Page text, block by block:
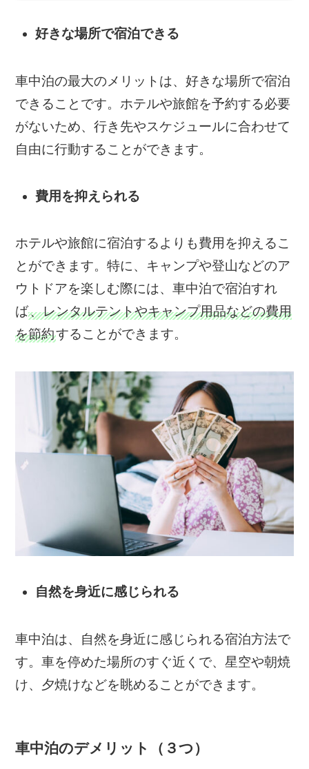
好きな場所で宿泊できる
車中泊の最大のメリットは、好きな場所で宿泊
できることです。ホテルや旅館を予約する必要
がないため、行き先やスケジュールに合わせて
自由に行動することができます。
費用を抑えられる
ホテルや旅館に宿泊するよりも費用を抑えるこ
とができます。特に、キャンプや登山などのア
ウトドアを楽しむ際には、車中泊で宿泊すれ
ば、レンタルテントやキャンプ用品などの費用
を節約することができます。
自然を身近に感じられる
車中泊は、自然を身近に感じられる宿泊方法で
す。車を停めた場所のすぐ近くで、星空や朝焼
け、夕焼けなどを眺めることができます。
車中泊のデメリット（３つ）